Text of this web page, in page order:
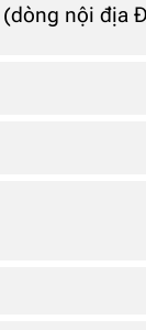
(dòng nội địa